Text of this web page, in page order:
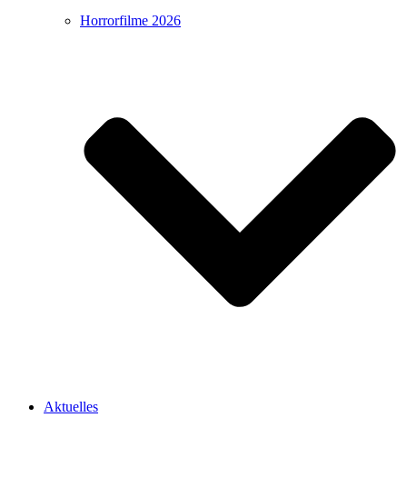
Horrorfilme 2026
Aktuelles